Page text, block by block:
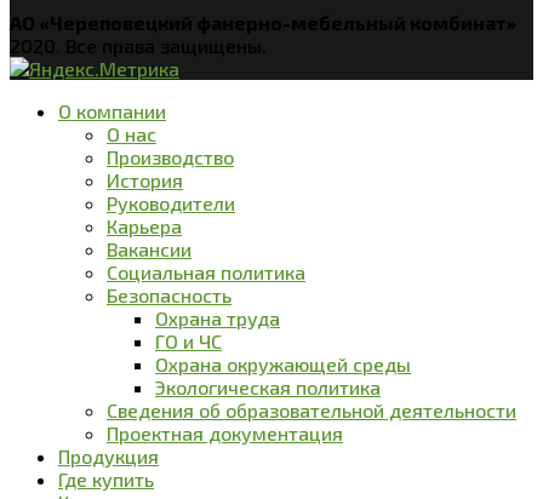
АО «Череповецкий фанерно-мебельный комбинат»
2020. Все права защищены.
О компании
О нас
Производство
История
Руководители
Карьера
Вакансии
Социальная политика
Безопасность
Охрана труда
ГО и ЧС
Охрана окружающей среды
Экологическая политика
Сведения об образовательной деятельности
Проектная документация
Продукция
Где купить